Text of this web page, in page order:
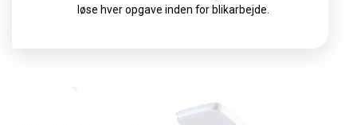
løse hver opgave inden for blikarbejde.